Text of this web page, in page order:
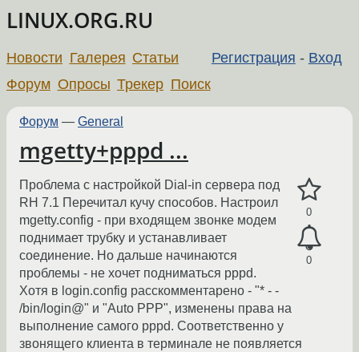
LINUX.ORG.RU
Регистрация - Вход
Новости Галерея Статьи
Форум Опросы Трекер Поиск
Форум — General
mgetty+pppd ...
0
0
Проблема с настройкой Dial-in сервера под
RH 7.1 Перечитал кучу способов. Настроил
mgetty.config - при входящем звонке модем
поднимает трубку и устанавливает
соединение. Но дальше начинаются
проблемы - не хочет подниматься pppd.
Хотя в login.config расскомментарено - "* - -
/bin/login@" и "Auto PPP", изменены права на
выполнение самого pppd. Соответственно у
звонящего клиента в терминале не появляется